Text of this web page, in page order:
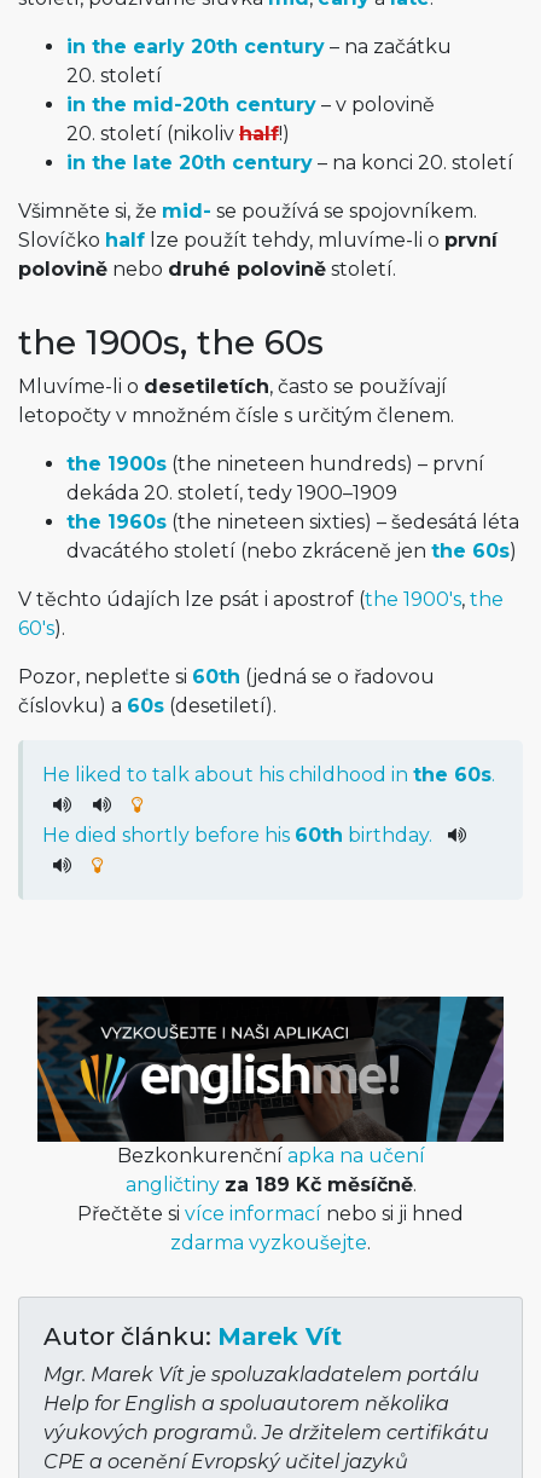
in the early 20th century – na začátku
20. století
in the mid-20th century – v polovině
20. století (nikoliv half!)
in the late 20th century – na konci 20. století
Všimněte si, že mid- se používá se spojovníkem.
Slovíčko half lze použít tehdy, mluvíme-li o první
polovině nebo druhé polovině století.
the 1900s, the 60s
Mluvíme-li o desetiletích, často se používají
letopočty v množném čísle s určitým členem.
the 1900s (the nineteen hundreds) – první
dekáda 20. století, tedy 1900–1909
the 1960s (the nineteen sixties) – šedesátá léta
dvacátého století (nebo zkráceně jen the 60s)
V těchto údajích lze psát i apostrof (the 1900's, the
60's).
Pozor, nepleťte si 60th (jedná se o řadovou
číslovku) a 60s (desetiletí).
He liked to talk about his childhood in the 60s.
He died shortly before his 60th birthday.
Bezkonkurenční apka na učení
angličtiny za 189 Kč měsíčně.
Přečtěte si více informací nebo si ji hned
zdarma vyzkoušejte.
Autor článku: Marek Vít
Mgr. Marek Vít je spoluzakladatelem portálu
Help for English a spoluautorem několika
výukových programů. Je držitelem certifikátu
CPE a ocenění Evropský učitel jazyků